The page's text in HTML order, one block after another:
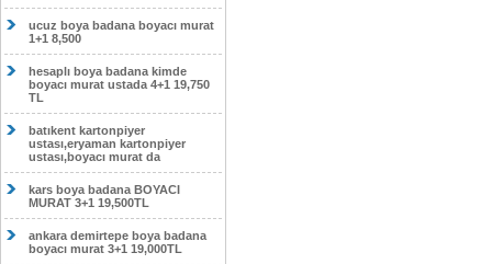
ucuz boya badana boyacı murat
1+1 8,500
hesaplı boya badana kimde
boyacı murat ustada 4+1 19,750
TL
batıkent kartonpiyer
ustası,eryaman kartonpiyer
ustası,boyacı murat da
kars boya badana BOYACI
MURAT 3+1 19,500TL
ankara demirtepe boya badana
boyacı murat 3+1 19,000TL